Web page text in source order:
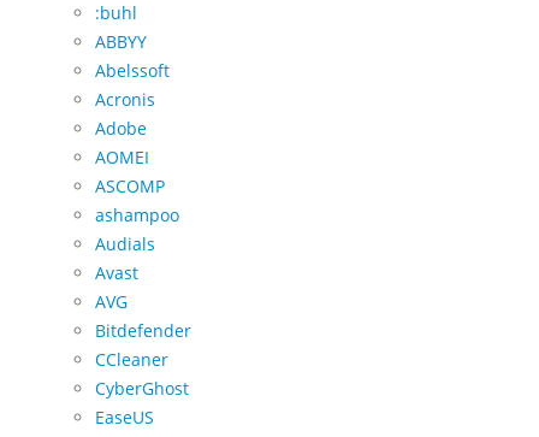
:buhl
ABBYY
Abelssoft
Acronis
Adobe
AOMEI
ASCOMP
ashampoo
Audials
Avast
AVG
Bitdefender
CCleaner
CyberGhost
EaseUS